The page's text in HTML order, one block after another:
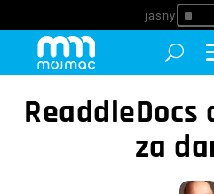
^
ReaddleDocs
za